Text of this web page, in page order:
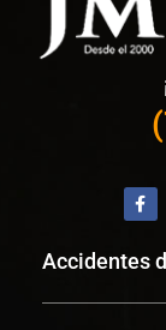
Accidentes